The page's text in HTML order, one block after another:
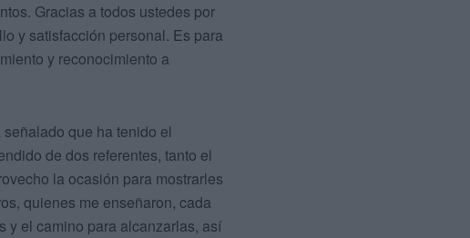
Gracias a todos ustedes por
y satisfacción personal. Es para
y reconocimiento a
que ha tenido el
de dos referentes, tanto el
la ocasión para mostrarles
quienes me enseñaron, cada
y el camino para alcanzarlas, así